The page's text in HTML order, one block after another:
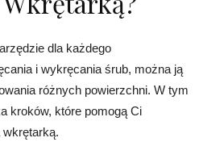
dla każdego
i wykręcania śrub, można ją
różnych powierzchni. W tym
kroków, które pomogą Ci